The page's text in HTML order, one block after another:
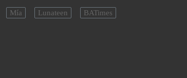
Mía Lunateen BATimes